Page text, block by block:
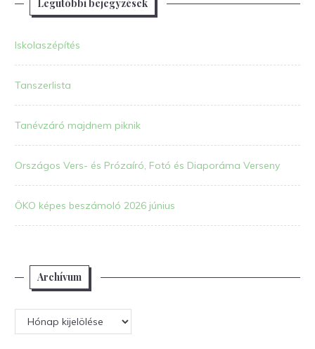
Legutóbbi bejegyzések
Iskolaszépítés
Tanszerlista
Tanévzáró majdnem piknik
Országos Vers- és Prózaíró, Fotó és Diaporáma Verseny
ÖKO képes beszámoló 2026 június
Archívum
Archívum